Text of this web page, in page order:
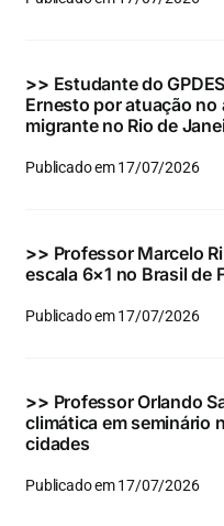
Eventos e Certificados
Buscar
para:
>> Estudante do
Ernesto por atuação
migrante no Rio de
Publicado em 17/07/2026
>> Professor Marcelo
escala 6×1 no Brasil de
Publicado em 17/07/2026
>> Professor Orlando
climática em seminário
cidades
Publicado em 17/07/2026